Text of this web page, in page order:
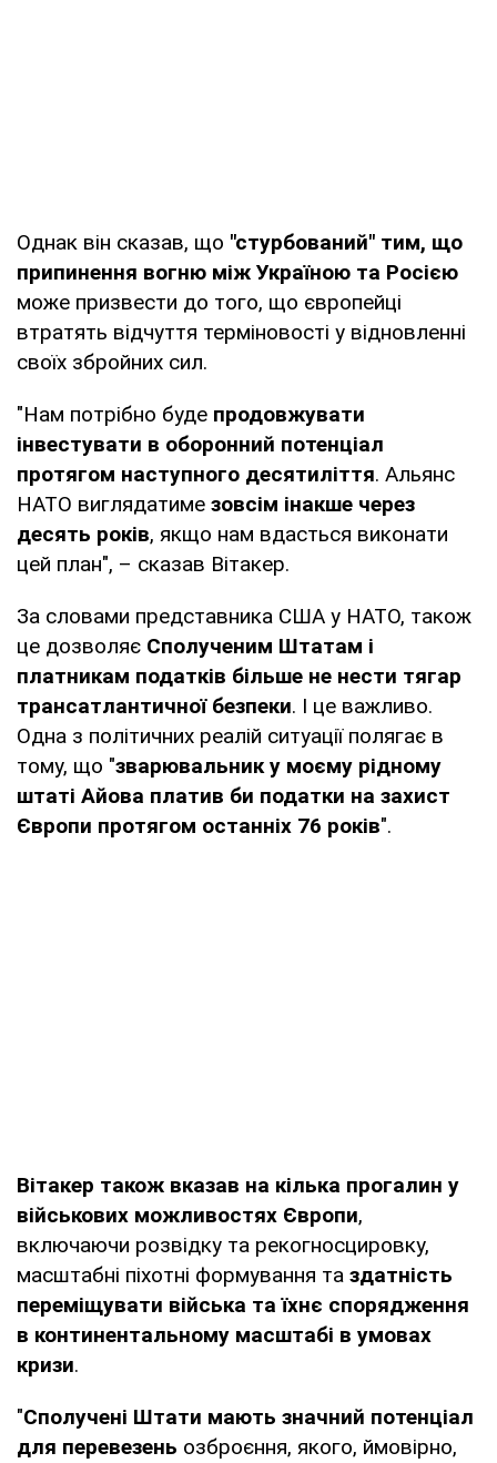
Однак він сказав, що "стурбований" тим, що
припинення вогню між Україною та Росією
може призвести до того, що європейці
втратять відчуття терміновості у відновленні
своїх збройних сил.
"Нам потрібно буде продовжувати
інвестувати в оборонний потенціал
протягом наступного десятиліття. Альянс
НАТО виглядатиме зовсім інакше через
десять років, якщо нам вдасться виконати
цей план", – сказав Вітакер.
За словами представника США у НАТО, також
це дозволяє Сполученим Штатам і
платникам податків більше не нести тягар
трансатлантичної безпеки. І це важливо.
Одна з політичних реалій ситуації полягає в
тому, що "зварювальник у моєму рідному
штаті Айова платив би податки на захист
Європи протягом останніх 76 років".
Вітакер також вказав на кілька прогалин у
військових можливостях Європи,
включаючи розвідку та рекогносцировку,
масштабні піхотні формування та здатність
переміщувати війська та їхнє спорядження
в континентальному масштабі в умовах
кризи.
"Сполучені Штати мають значний потенціал
для перевезень озброєння, якого, ймовірно,